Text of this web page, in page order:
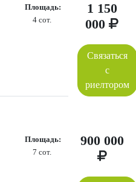
Площадь:
4 сот.
1 150
000
Связаться
с
риелтором
Площадь:
7 сот.
900 000